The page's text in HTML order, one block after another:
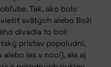
Tak, ako bolo
svätých alebo Boží
divadla to boli
prístav popoludní,
les v noci), ale aj